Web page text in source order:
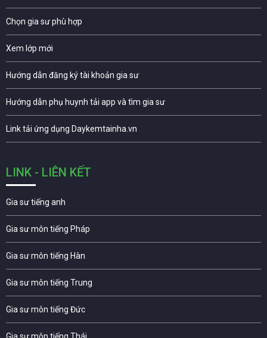
Chọn gia sư phù hợp
Xem lớp mới
Hướng dẫn đăng ký tài khoản gia sư
Hướng dẫn phụ huynh tải app và tìm gia sư
Link tải ứng dụng Daykemtainha.vn
LINK - LIÊN KẾT
Gia sư tiếng anh
Gia sư môn tiếng Pháp
Gia sư môn tiếng Hàn
Gia sư môn tiếng Trung
Gia sư môn tiếng Đức
Gia sư môn tiếng Thái